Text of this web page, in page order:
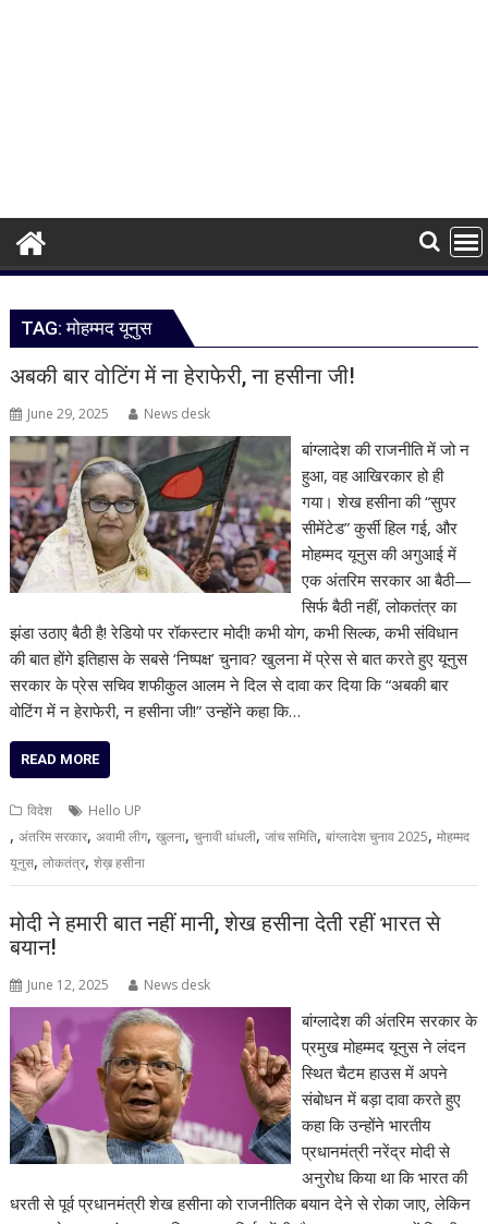
TAG:मोहम्मद यूनुस
अबकी बार वोटिंग में ना हेराफेरी, ना हसीना जी!
June 29, 2025 News desk
बांग्लादेश की राजनीति में जो न
हुआ, वह आखिरकार हो ही
गया। शेख हसीना की “सुपर
सीमेंटेड” कुर्सी हिल गई, और
मोहम्मद यूनुस की अगुआई में
एक अंतरिम सरकार आ बैठी—
सिर्फ बैठी नहीं, लोकतंत्र का
झंडा उठाए बैठी है! रेडियो पर रॉकस्टार मोदी! कभी योग, कभी सिल्क, कभी संविधान
की बात होंगे इतिहास के सबसे ‘निष्पक्ष’ चुनाव? खुलना में प्रेस से बात करते हुए यूनुस
सरकार के प्रेस सचिव शफीकुल आलम ने दिल से दावा कर दिया कि “अबकी बार
वोटिंग में न हेराफेरी, न हसीना जी!” उन्होंने कहा कि…
READ MORE
विदेश Hello UP
,अंतरिम सरकार,अवामी लीग,खुलना,चुनावी धांधली,जांच समिति,बांग्लादेश चुनाव 2025,मोहम्मद
यूनुस,लोकतंत्र,शेख़ हसीना
मोदी ने हमारी बात नहीं मानी, शेख हसीना देती रहीं भारत से
बयान!
June 12, 2025 News desk
बांग्लादेश की अंतरिम सरकार के
प्रमुख मोहम्मद यूनुस ने लंदन
स्थित चैटम हाउस में अपने
संबोधन में बड़ा दावा करते हुए
कहा कि उन्होंने भारतीय
प्रधानमंत्री नरेंद्र मोदी से
अनुरोध किया था कि भारत की
धरती से पूर्व प्रधानमंत्री शेख हसीना को राजनीतिक बयान देने से रोका जाए, लेकिन